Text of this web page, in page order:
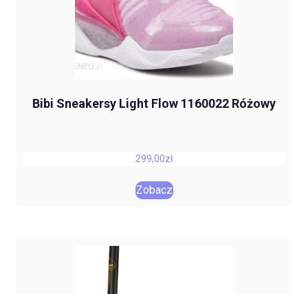
Bibi Sneakersy Light Flow 1160022 Różowy
299,00zł
Zobacz